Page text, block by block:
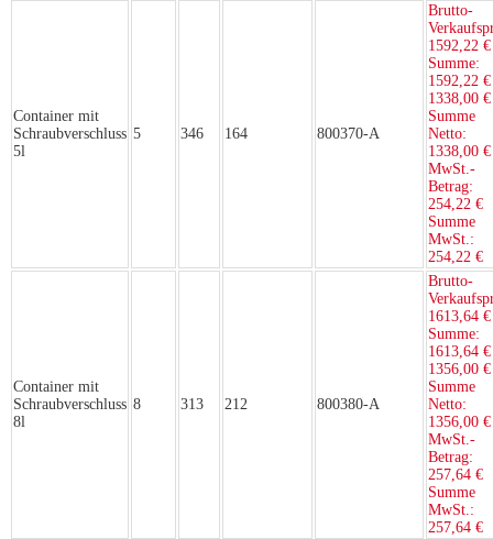
Container mit
Schraubverschluss
5l
5 346 164 800370-A
Brutto-
1592,22 €
Summe:
1592,22 €
1338,00 €
Summe
Netto:
1338,00 €
MwSt.-
Betrag:
254,22 €
Summe
MwSt.:
254,22 €
Container mit
Schraubverschluss
8l
8 313 212 800380-A
Brutto-
1613,64 €
Summe:
1613,64 €
1356,00 €
Summe
Netto:
1356,00 €
MwSt.-
Betrag:
257,64 €
Summe
MwSt.:
257,64 €